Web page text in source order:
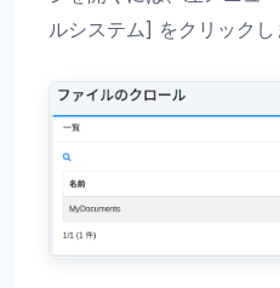
ルシステム] をクリックし